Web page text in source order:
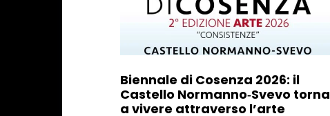
Biennale di Cosenza 2026: il
Castello Normanno‑Svevo torna
a vivere attraverso l’arte